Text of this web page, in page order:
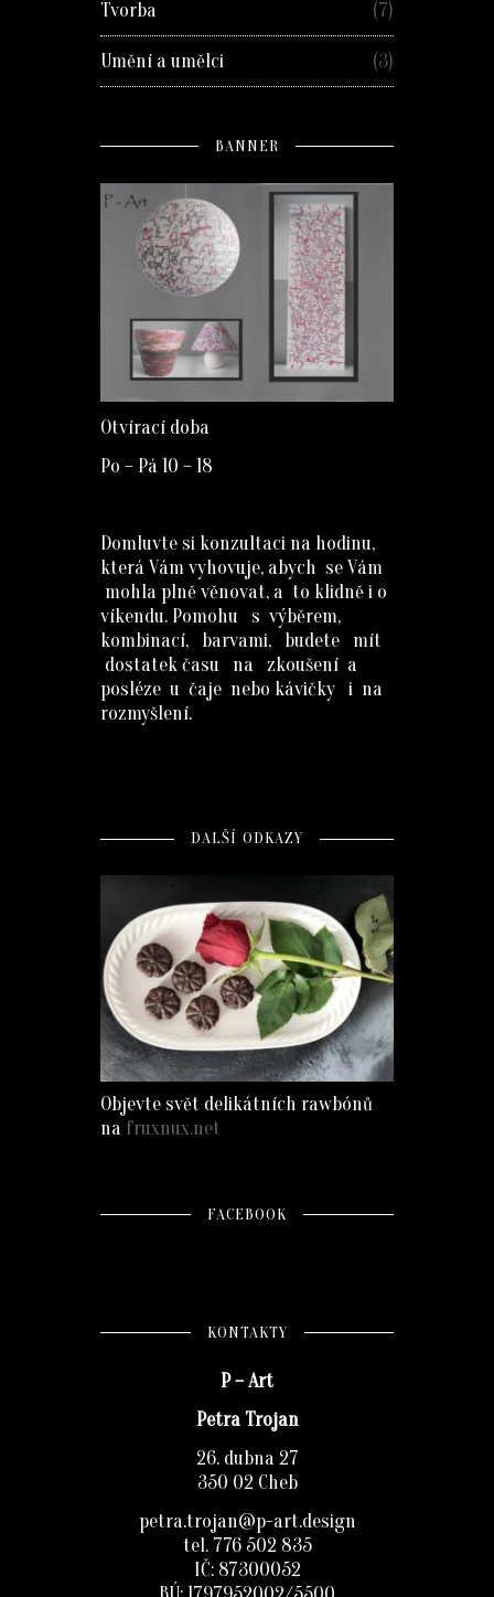
Tvorba (7)
Umění a umělci (3)
BANNER
Otvírací doba
Po – Pá 10 – 18
Domluvte si konzultaci na hodinu,
která Vám vyhovuje, abych se Vám
mohla plně věnovat, a to klidně i o
víkendu. Pomohu s výběrem,
kombinací, barvami, budete mít
dostatek času na zkoušení a
posléze u čaje nebo kávičky i na
rozmyšlení.
DALŠÍ ODKAZY
Objevte svět delikátních rawbónů
na fruxnux.net
FACEBOOK
KONTAKTY
P – Art
Petra Trojan
26. dubna 27
350 02 Cheb
petra.trojan@p-art.design
tel. 776 502 835
IČ: 87300052